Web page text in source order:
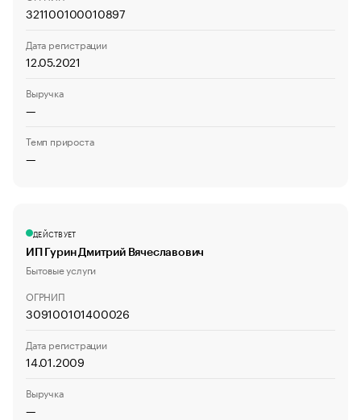
321100100010897
Дата регистрации
12.05.2021
Выручка
—
Темп прироста
—
ДЕЙСТВУЕТ
ИП Гурин Дмитрий Вячеславович
Бытовые услуги
ОГРНИП
309100101400026
Дата регистрации
14.01.2009
Выручка
—